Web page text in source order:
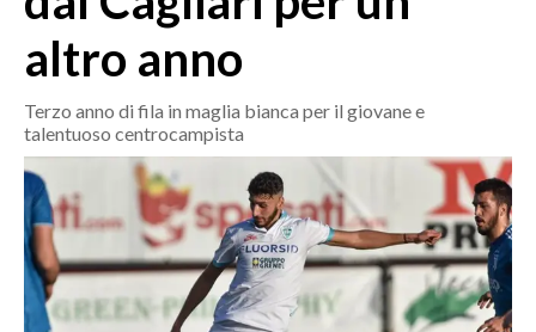
OGLIASTRA
AGENDA
CRONACA
ITALIA
MONDO
POLITICA
ECONOMIA
altro anno
Terzo anno di fila in maglia bianca per il giovane e
talentuoso centrocampista